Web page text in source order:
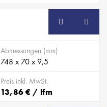
SB
Abmessungen (mm)
748 x 70 x 9,5
Preis inkl. MwSt.
13,86 € / lfm